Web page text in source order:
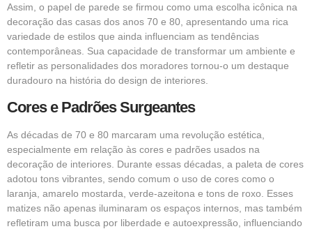
Assim, o papel de parede se firmou como uma escolha icônica na
decoração das casas dos anos 70 e 80, apresentando uma rica
variedade de estilos que ainda influenciam as tendências
contemporâneas. Sua capacidade de transformar um ambiente e
refletir as personalidades dos moradores tornou-o um destaque
duradouro na história do design de interiores.
Cores e Padrões Surgeantes
As décadas de 70 e 80 marcaram uma revolução estética,
especialmente em relação às cores e padrões usados na
decoração de interiores. Durante essas décadas, a paleta de cores
adotou tons vibrantes, sendo comum o uso de cores como o
laranja, amarelo mostarda, verde-azeitona e tons de roxo. Esses
matizes não apenas iluminaram os espaços internos, mas também
refletiram uma busca por liberdade e autoexpressão, influenciando